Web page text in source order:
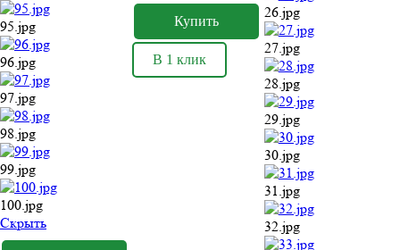
95.jpg
96.jpg
97.jpg
98.jpg
99.jpg
100.jpg
Cкрыть
В 1 клик
26.jpg
27.jpg
28.jpg
29.jpg
30.jpg
31.jpg
32.jpg